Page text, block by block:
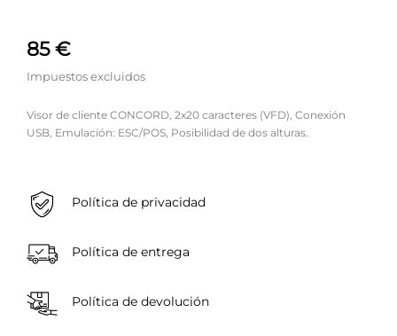
85 €
Impuestos excluidos
Visor de cliente CONCORD, 2x20 caracteres (VFD), Conexión
USB, Emulación: ESC/POS, Posibilidad de dos alturas.
Política de privacidad
Política de entrega
Política de devolución